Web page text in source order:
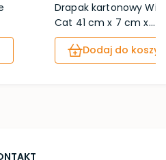
Drapak kartonowy Wild
Cat 41 cm x 7 cm x...
Dodaj do